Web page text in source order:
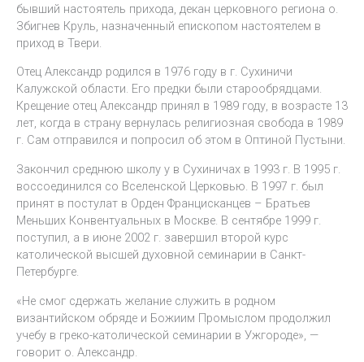
бывший настоятель прихода, декан церковного региона о.
Збигнев Круль, назначенный епископом настоятелем в
приход в Твери.
Отец Александр родился в 1976 году в г. Сухиничи
Калужской области. Его предки были старообрядцами.
Крещение отец Александр принял в 1989 году, в возрасте 13
лет, когда в страну вернулась религиозная свобода в 1989
г. Сам отправился и попросил об этом в Оптиной Пустыни.
Закончил среднюю школу у в Сухиничах в 1993 г. В 1995 г.
воссоединился со Вселенской Церковью. В 1997 г. был
принят в постулат в Орден Францисканцев – Братьев
Меньших Конвентуальных в Москве. В сентябре 1999 г.
поступил, а в июне 2002 г. завершил второй курс
католической высшей духовной семинарии в Санкт-
Петербурге.
«Не смог сдержать желание служить в родном
византийском обряде и Божиим Промыслом продолжил
учебу в греко-католической семинарии в Ужгороде», —
говорит о. Александр.